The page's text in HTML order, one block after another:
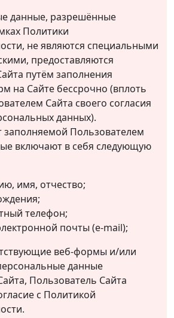
данные, разрешённые
Политики
не являются специальными
предоставляются
путём заполнения
на Сайте бессрочно (вплоть
Сайта своего согласия
данных).
заполняемой Пользователем
включают в себя следующую
имя, отчество;
телефон;
почты (e-mail);
веб-формы и/или
данные
Пользователь Сайта
с Политикой